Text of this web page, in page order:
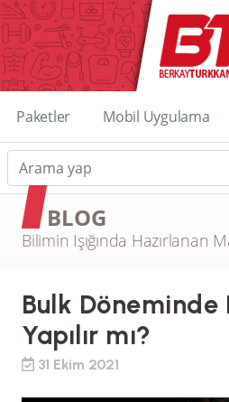
Paketler Mobil Uygulama
BLOG
Bilimin Işığında Hazırlanan
Bulk Döneminde
Yapılır mı?
31 Ekim 2021